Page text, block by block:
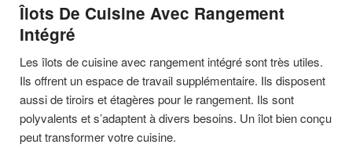
Îlots De Cuisine Avec Rangement
Intégré
Les îlots de cuisine avec rangement intégré sont très utiles.
Ils offrent un espace de travail supplémentaire. Ils disposent
aussi de tiroirs et étagères pour le rangement. Ils sont
polyvalents et s’adaptent à divers besoins. Un îlot bien conçu
peut transformer votre cuisine.